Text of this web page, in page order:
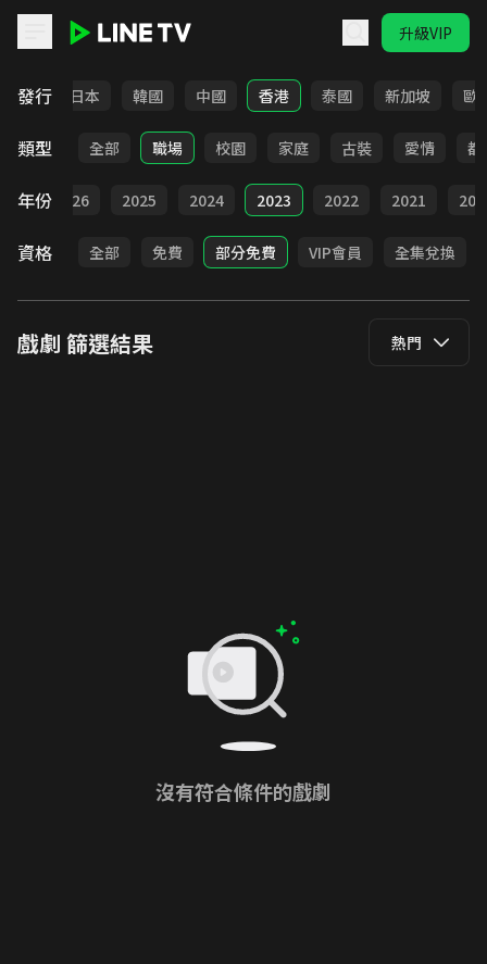
升級VIP
發行
台灣 日本 韓國 中國 香港 泰國 新加坡 歐
類型 全部 職場 校園 家庭 古裝 愛情 都
年份
部 2026 2025 2024 2023 2022 2021
資格 全部 免費 部分免費 VIP會員 全集兌換
戲劇 篩選結果 熱門
沒有符合條件的戲劇